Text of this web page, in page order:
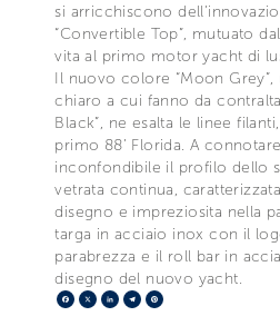
si arricchiscono
“Convertible Top”, mutuato
vita al primo motor yacht di
Il nuovo colore “Moon
chiaro a cui fanno da
Black”, ne esalta le linee
primo 88’ Florida. A
inconfondibile il profilo dello
vetrata continua,
disegno e impreziosita nella
targa in acciaio inox con il
parabrezza e il roll bar in
disegno del nuovo yacht.
Facebook
X LinkedIn
Telegram